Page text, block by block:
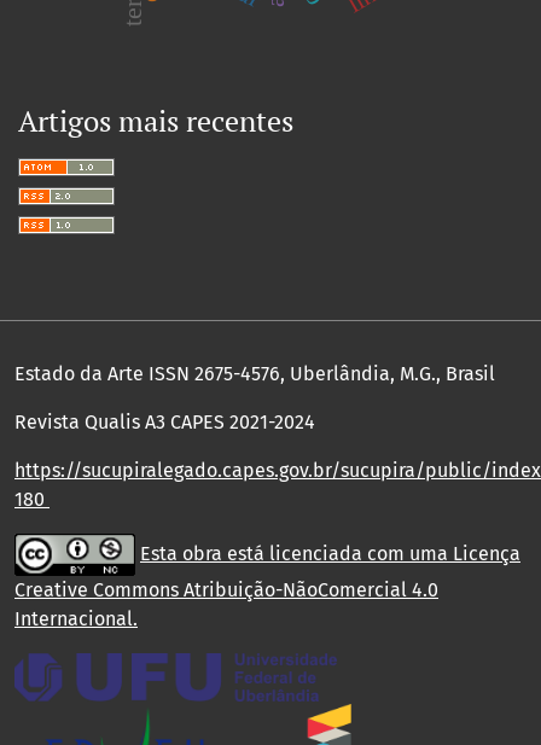
Artigos mais recentes
Estado da Arte ISSN 2675-4576, Uberlândia, M.G., Brasil
Revista Qualis A3 CAPES 2021-2024
https://sucupiralegado.capes.gov.br/sucupira/public/
180
Esta obra está licenciada com uma Licença
Creative Commons Atribuição-NãoComercial 4.0
Internacional.